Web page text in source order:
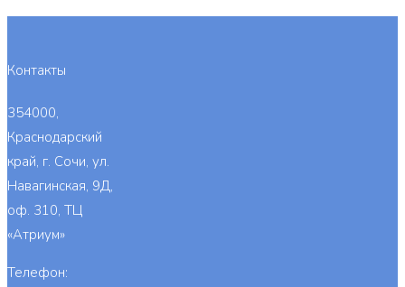
Контакты
354000,
Краснодарский
край, г. Сочи, ул.
Навагинская, 9Д,
оф. 310, ТЦ
«Атриум»
Телефон: